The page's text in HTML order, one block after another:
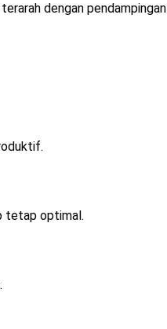
dengan pendampingan
tetap optimal.